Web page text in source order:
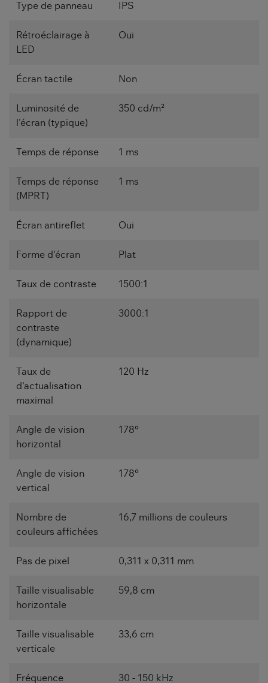
Type de panneau IPS
Rétroéclairage à
LED
Oui
Écran tactile Non
Luminosité de
l'écran (typique)
350 cd/m²
Temps de réponse 1 ms
Temps de réponse
(MPRT)
1 ms
Écran antireflet Oui
Forme d'écran Plat
Taux de contraste 1500:1
Rapport de
contraste
(dynamique)
3000:1
Taux de
d'actualisation
maximal
120 Hz
Angle de vision
horizontal
178°
Angle de vision
vertical
178°
Nombre de
couleurs affichées
16,7 millions de couleurs
Pas de pixel 0,311 x 0,311 mm
Taille visualisable
horizontale
59,8 cm
Taille visualisable
verticale
33,6 cm
Fréquence 30 - 150 kHz